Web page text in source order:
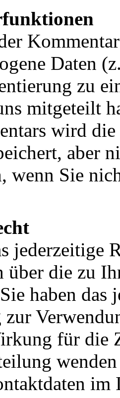
Daten
zu
mitgeteilt
wird
aber
wenn Sie
jederzeitige
die zu
haben das
für die
im